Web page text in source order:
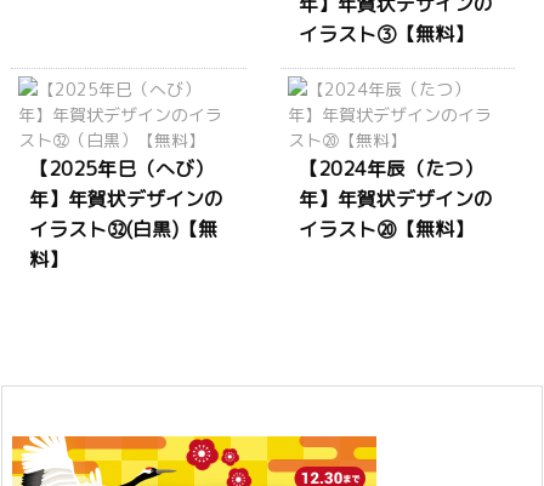
イラスト③【無料】
【2025年巳（へび）
年】年賀状デザインの
イラスト㉜(白黒)【無
料】
【2024年辰（たつ）
年】年賀状デザインの
イラスト⑳【無料】